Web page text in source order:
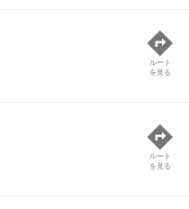
ルート
を見る
ルート
を見る